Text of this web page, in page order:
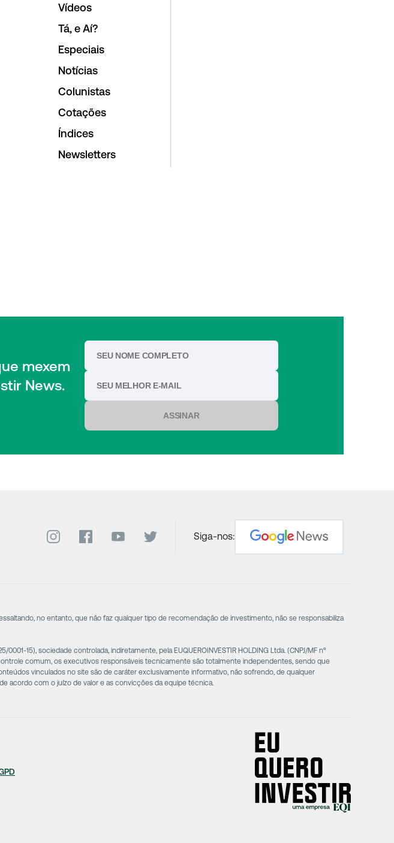
Vídeos
Tá, e Aí?
Especiais
Notícias
Colunistas
Cotações
Índices
Newsletters
mexem
News.
ASSINAR
Siga-nos:
no entanto, que não faz qualquer tipo de recomendação de investimento, não se responsabiliza
15), sociedade controlada, indiretamente, pela EUQUEROINVESTIR HOLDING Ltda. (CNPJ/MF nº
comum, os executivos responsáveis tecnicamente são totalmente independentes, sendo que
vinculados no site são de caráter exclusivamente informativo, não sofrendo, de qualquer
acordo com o juízo de valor e as convicções da equipe técnica.